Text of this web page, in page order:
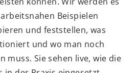
Beispielen
und feststellen, was
und wo man noch
muss. Sie sehen live, wie die